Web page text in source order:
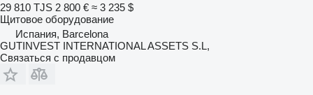
29 810 TJS 2 800 € ≈ 3 235 $
Щитовое оборудование
Испания, Barcelona
GUTINVEST INTERNATIONAL ASSETS S.L,
Связаться с продавцом